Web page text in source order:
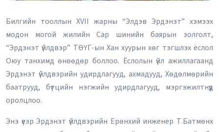
Билгийн тооллын ХVII жарны “Элдэв Эрдэнэт” хэмээх
модон могой жилийн Сар шинийн баярын золголт,
“Эрдэнэт үйлдвэр” ТӨҮГ-ын Хан хуурын хөг тэгшлэх ёслол
Оюу танхимд өнөөдөр боллоо. Ёслолын үйл ажиллагаанд
Эрдэнэт үйлдвэрийн удирдлагууд, ахмадууд, Хөдөлмөрийн
баатрууд, бүтцийн нэгжийн удирдлагууд, мэргэжилтнүүд
оролцлоо.
Энэ үеэр Эрдэнэт үйлдвэрийн Ерөнхий инженер Т.Батмөнх